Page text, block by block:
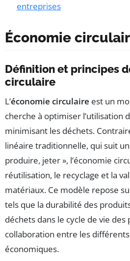
entreprises
Économie
Définition et principes
circulaire
L’économie circulaire est un
cherche à optimiser l’utilisation
minimisant les déchets.
linéaire traditionnelle, qui suit
produire, jeter », l’économie
réutilisation, le recyclage et la
matériaux. Ce modèle repose
tels que la durabilité des
déchets dans le cycle de vie des
collaboration entre les
économiques.